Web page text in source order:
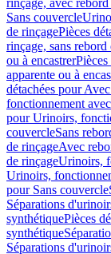
rinçage, avec
Sans couvercle
de rinçagePièces
rinçage, sans rebord
ou à encastrer
apparente ou à
détachées pour
fonctionnement
pour Urinoirs,
couvercleSans
de rinçageAvec
de rinçageUrinoirs,
Urinoirs,
pour Sans couvercle
Séparations
synthétiquePièces
synthétique
Séparations